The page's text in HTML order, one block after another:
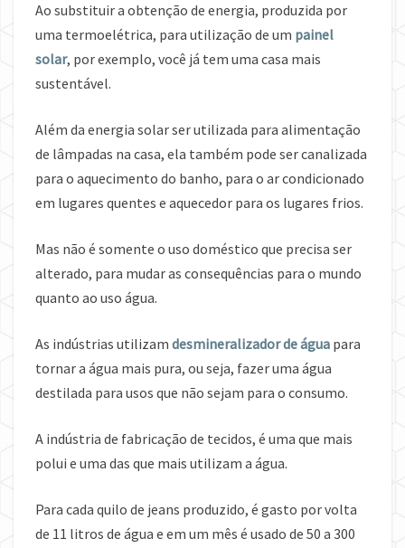
Ao substituir a obtenção de energia, produzida por
uma termoelétrica, para utilização de um painel
solar, por exemplo, você já tem uma casa mais
sustentável.
Além da energia solar ser utilizada para alimentação
de lâmpadas na casa, ela também pode ser canalizada
para o aquecimento do banho, para o ar condicionado
em lugares quentes e aquecedor para os lugares frios.
Mas não é somente o uso doméstico que precisa ser
alterado, para mudar as consequências para o mundo
quanto ao uso água.
As indústrias utilizam desmineralizador de água para
tornar a água mais pura, ou seja, fazer uma água
destilada para usos que não sejam para o consumo.
A indústria de fabricação de tecidos, é uma que mais
polui e uma das que mais utilizam a água.
Para cada quilo de jeans produzido, é gasto por volta
de 11 litros de água e em um mês é usado de 50 a 300